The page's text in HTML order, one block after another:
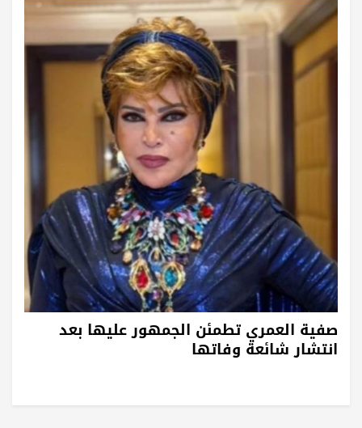
صفية العمري تطمئن الجمهور عليها بعد
انتشار شائعة وفاتها